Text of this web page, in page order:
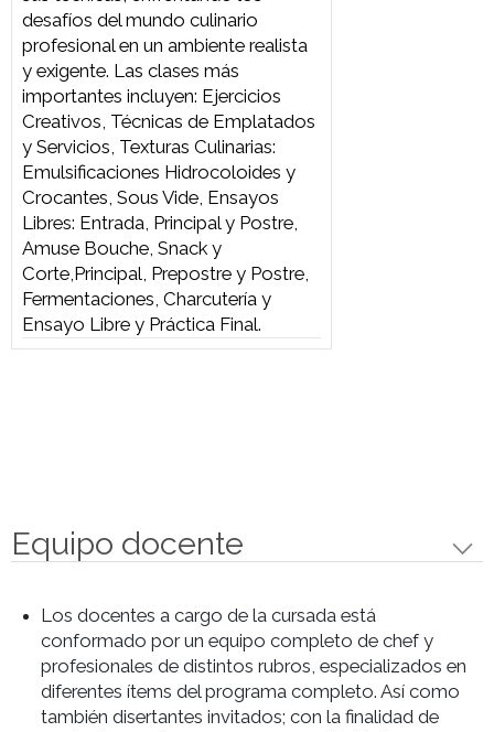
preestablecidas, promoviendo
nuevas combinaciones y
posibilidades creativas. Los
estudiantes aprenden a seleccionar
y aplicar técnicas culinarias
adecuadas, fomentando una
perspectiva innovadora en la
relación entre ingredientes, técnicas
y metodologías. Las clases más
importantes incluyen: Fundamentos
del Proceso Creativo, Técnicas de
Emplatados y Servicios", Texturas
Culinarias: Emulsificaciones,
ENSAYOS DE ALTA COSINA
permite a los estudiantes aplicar
conceptos teóricos y prácticos
aprendidos en Laboratorio
Culinario. Consiste en desarrollar un
menú degustación completo,